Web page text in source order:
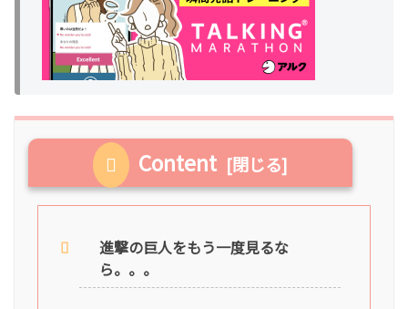
Content
進撃の巨人をもう一度見るな
ら。。。